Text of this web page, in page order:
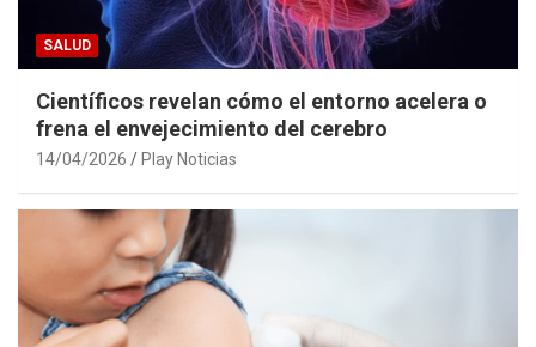
SALUD
Científicos revelan cómo el entorno acelera o
frena el envejecimiento del cerebro
14/04/2026 Play Noticias